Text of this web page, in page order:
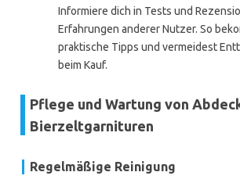
Informiere dich in Tests und
Erfahrungen anderer Nutzer. So
praktische Tipps und vermeidest
beim Kauf.
Pflege und Wartung von
Bierzeltgarnituren
Regelmäßige Reinigung